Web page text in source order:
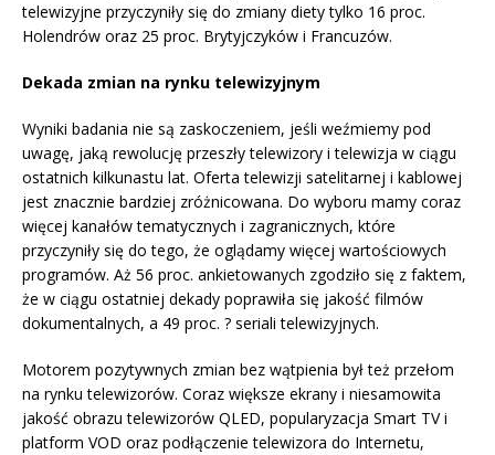
telewizyjne przyczyniły się do zmiany diety tylko 16 proc.
Holendrów oraz 25 proc. Brytyjczyków i Francuzów.
Dekada zmian na rynku telewizyjnym
Wyniki badania nie są zaskoczeniem, jeśli weźmiemy pod
uwagę, jaką rewolucję przeszły telewizory i telewizja w ciągu
ostatnich kilkunastu lat. Oferta telewizji satelitarnej i kablowej
jest znacznie bardziej zróżnicowana. Do wyboru mamy coraz
więcej kanałów tematycznych i zagranicznych, które
przyczyniły się do tego, że oglądamy więcej wartościowych
programów. Aż 56 proc. ankietowanych zgodziło się z faktem,
że w ciągu ostatniej dekady poprawiła się jakość filmów
dokumentalnych, a 49 proc. ? seriali telewizyjnych.
Motorem pozytywnych zmian bez wątpienia był też przełom
na rynku telewizorów. Coraz większe ekrany i niesamowita
jakość obrazu telewizorów QLED, popularyzacja Smart TV i
platform VOD oraz podłączenie telewizora do Internetu,